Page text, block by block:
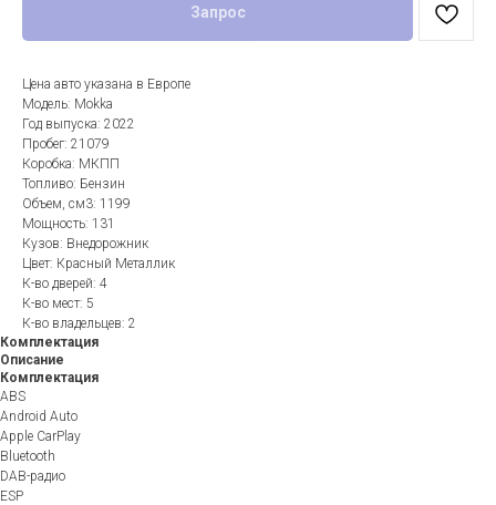
Запрос
Цена авто указана в Европе
Модель: Mokka
Год выпуска: 2022
Пробег: 21079
Коробка: МКПП
Топливо: Бензин
Объем, см3: 1199
Мощность: 131
Кузов: Внедорожник
Цвет: Красный Металлик
К-во дверей: 4
К-во мест: 5
К-во владельцев: 2
Комплектация
Описание
Комплектация
ABS
Android Auto
Apple CarPlay
Bluetooth
DAB-радио
ESP